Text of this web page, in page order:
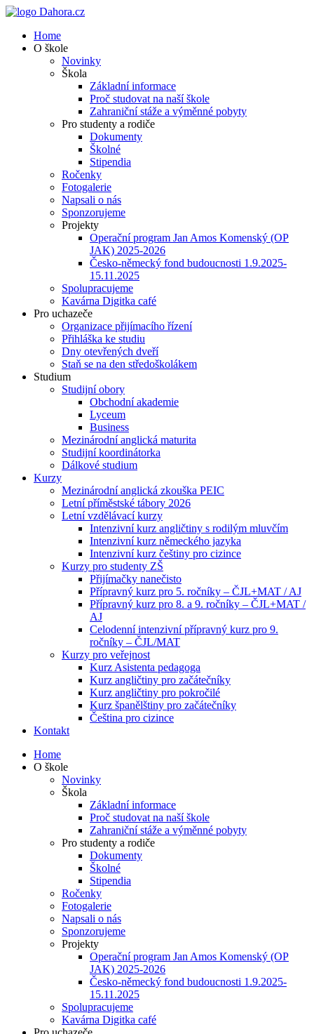
Home
O škole
Novinky
Škola
Základní informace
Proč studovat na naší škole
Zahraniční stáže a výměnné pobyty
Pro studenty a rodiče
Dokumenty
Školné
Stipendia
Ročenky
Fotogalerie
Napsali o nás
Sponzorujeme
Projekty
Operační program Jan Amos Komenský (OP
JAK) 2025-2026
Česko-německý fond budoucnosti 1.9.2025-
15.11.2025
Spolupracujeme
Kavárna Digitka café
Pro uchazeče
Organizace přijímacího řízení
Přihláška ke studiu
Dny otevřených dveří
Staň se na den středoškolákem
Studium
Studijní obory
Obchodní akademie
Lyceum
Business
Mezinárodní anglická maturita
Studijní koordinátorka
Dálkové studium
Kurzy
Mezinárodní anglická zkouška PEIC
Letní příměstské tábory 2026
Letní vzdělávací kurzy
Intenzivní kurz angličtiny s rodilým mluvčím
Intenzivní kurz německého jazyka
Intenzivní kurz češtiny pro cizince
Kurzy pro studenty ZŠ
Přijímačky nanečisto
Přípravný kurz pro 5. ročníky – ČJL+MAT / AJ
Přípravný kurz pro 8. a 9. ročníky – ČJL+MAT /
AJ
Celodenní intenzivní přípravný kurz pro 9.
ročníky – ČJL/MAT
Kurzy pro veřejnost
Kurz Asistenta pedagoga
Kurz angličtiny pro začátečníky
Kurz angličtiny pro pokročilé
Kurz španělštiny pro začátečníky
Čeština pro cizince
Kontakt
Home
O škole
Novinky
Škola
Základní informace
Proč studovat na naší škole
Zahraniční stáže a výměnné pobyty
Pro studenty a rodiče
Dokumenty
Školné
Stipendia
Ročenky
Fotogalerie
Napsali o nás
Sponzorujeme
Projekty
Operační program Jan Amos Komenský (OP
JAK) 2025-2026
Česko-německý fond budoucnosti 1.9.2025-
15.11.2025
Spolupracujeme
Kavárna Digitka café